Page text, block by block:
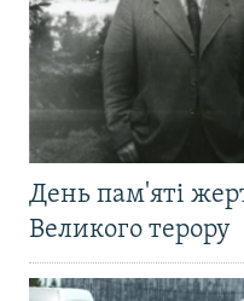
День пам'яті
Великого терору